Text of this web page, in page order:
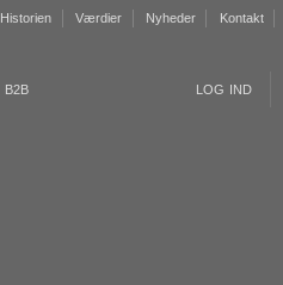
Historien Værdier Nyheder Kontakt
B2B LOG IND